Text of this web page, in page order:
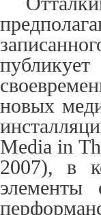
новых
Media in
2007), в
элементы